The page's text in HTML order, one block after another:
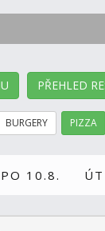
PŘEHLED
BURGERY PIZZA
PO 10.8.